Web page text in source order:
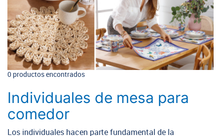
0 productos encontrados
Individuales de mesa para
comedor
Los individuales hacen parte fundamental de la